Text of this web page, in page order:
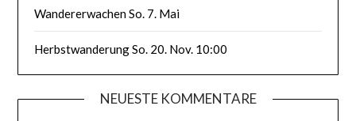
Wandererwachen So. 7. Mai
Herbstwanderung So. 20. Nov. 10:00
NEUESTE KOMMENTARE